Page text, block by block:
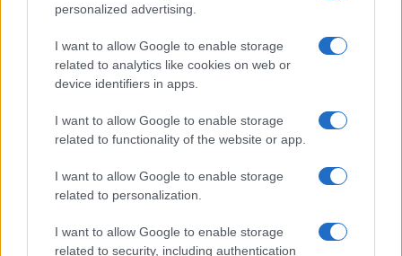
personalized advertising.
I want to allow Google to enable storage
related to analytics like cookies on web or
device identifiers in apps.
I want to allow Google to enable storage
related to functionality of the website or app.
I want to allow Google to enable storage
related to personalization.
I want to allow Google to enable storage
related to security, including authentication
Új és Használt GSM kiemelt ajánlatok
Apple iPad (2025)